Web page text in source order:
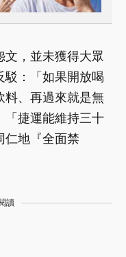
，並未獲得大眾
駁：「如果開放喝
料、再過來就是無
「捷運能維持三十
仁地『全面禁
讀